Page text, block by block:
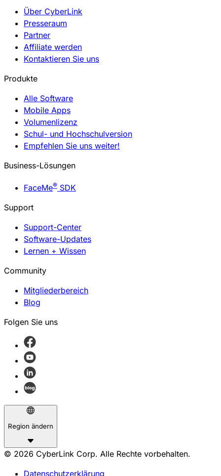
Über CyberLink
Presseraum
Partner
Affiliate werden
Kontaktieren Sie uns
Produkte
Alle Software
Mobile Apps
Volumenlizenz
Schul- und Hochschulversion
Empfehlen Sie uns weiter!
Business-Lösungen
FaceMe® SDK
Support
Support-Center
Software-Updates
Lernen + Wissen
Community
Mitgliederbereich
Blog
Folgen Sie uns
Region ändern
© 2026 CyberLink Corp. Alle Rechte vorbehalten.
Datenschutzerklärung